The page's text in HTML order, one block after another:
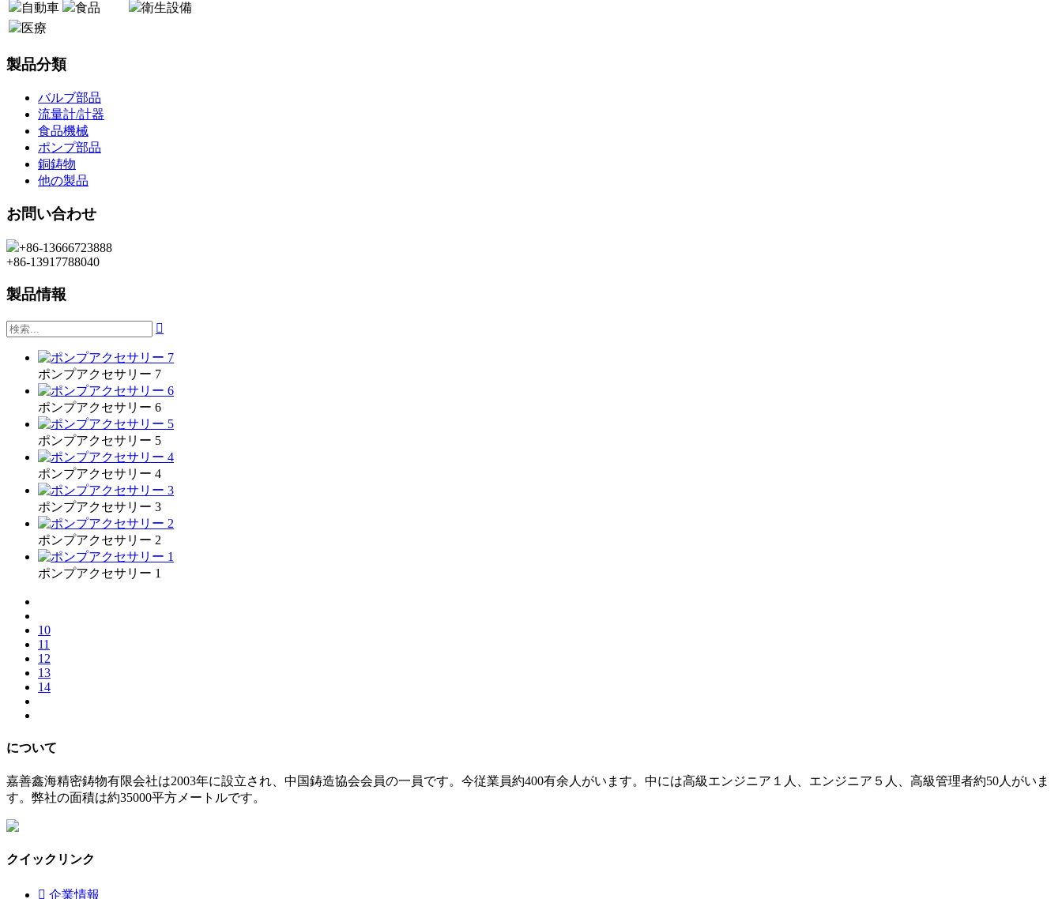
自動車
食品
衛生設備
医療
製品分類
バルブ部品
流量計/計器
食品機械
ポンプ部品
銅鋳物
他の製品
お問い合わせ
+86-13666723888
+86-13917788040
製品情報

ポンプアクセサリー 7
ポンプアクセサリー 6
ポンプアクセサリー 5
ポンプアクセサリー 4
ポンプアクセサリー 3
ポンプアクセサリー 2
ポンプアクセサリー 1
10
11
12
13
14
について
嘉善鑫海精密鋳物有限会社は2003年に設立され、中国鋳造協会会員の一員です。今従業員約400有余人がいます。中には高級エンジニア１人、エンジニア５人、高級管理者約50人がいま
す。弊社の面積は約35000平方メートルです。
クイックリンク
 企業情報